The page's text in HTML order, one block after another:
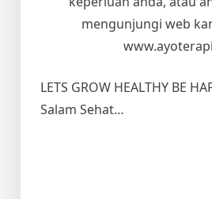
mengunjungi web
LETS GROW HEALTHY BE
Salam Sehat…